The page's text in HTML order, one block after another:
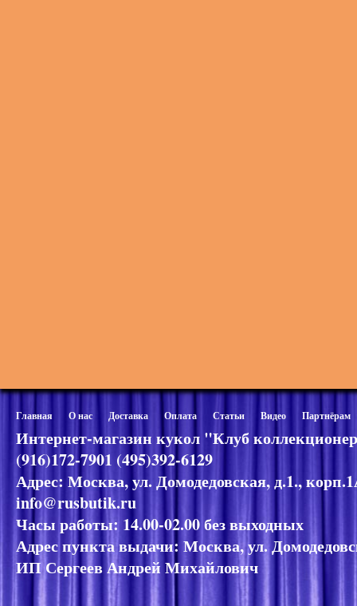
Главная О нас Доставка Оплата Статьи Видео Партнёрам
Интернет-магазин кукол "Клуб
(916)172-7901 (495)392-6129
Адрес: Москва, ул. Домодедовская, д.1.,
info@rusbutik.ru
Часы работы: 14.00-02.00 без выходных
Адрес пункта выдачи: Москва, ул.
ИП Сергеев Андрей Михайлович